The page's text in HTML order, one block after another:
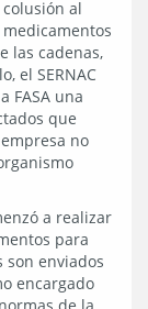
al
las cadenas,
el SERNAC
FASA una
que
no
a realizar
para
enviados
encargado
de la